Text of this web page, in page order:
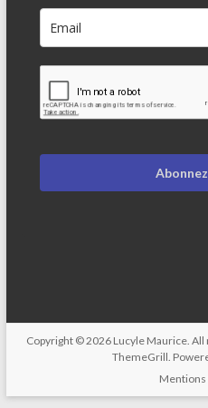
Copyright © 2026 Lucyle Maurice .
ThemeGrill.
Mentions